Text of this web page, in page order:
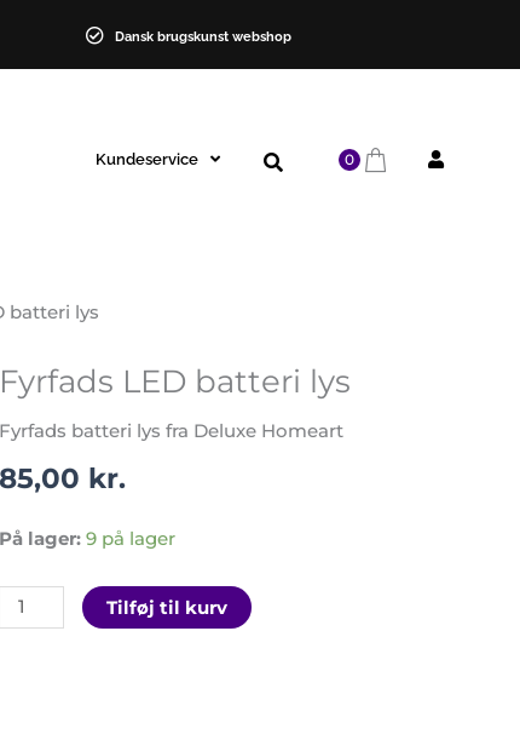
Dansk brugskunst webshop
Kundeservice 0
batteri lys
Fyrfads LED batteri lys
Fyrfads batteri lys fra Deluxe Homeart
85,00 kr.
På lager: 9 på lager
Fyrfads
LED
batteri
lys
antal
Tilføj til kurv